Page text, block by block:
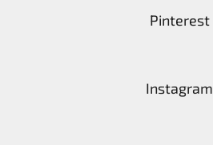
Pinterest
Instagram